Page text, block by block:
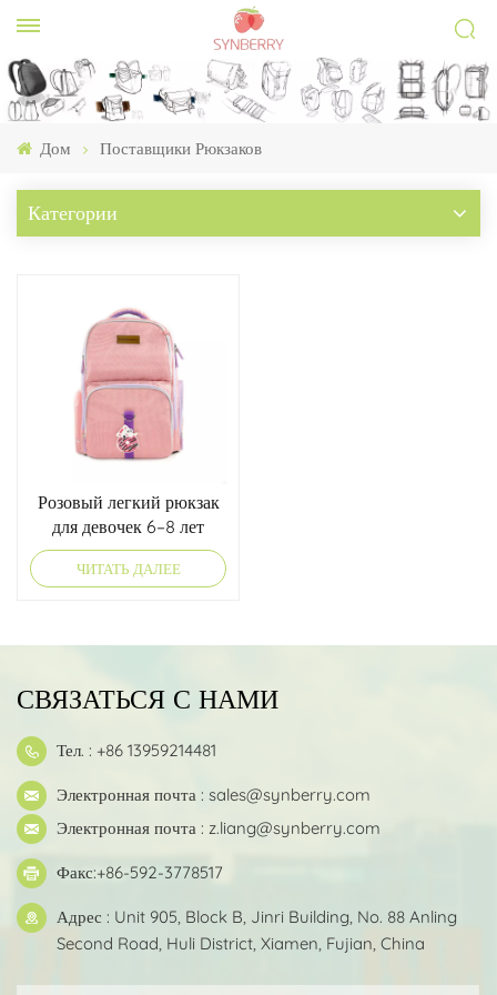
Дом Поставщики Рюкзаков
Категории
Розовый легкий рюкзак
для девочек 6–8 лет
ЧИТАТЬ ДАЛЕЕ
СВЯЗАТЬСЯ С НАМИ
Тел. : +86 13959214481
Электронная почта : sales@synberry.com
Электронная почта : z.liang@synberry.com
Факс:+86-592-3778517
Адрес : Unit 905, Block B, Jinri Building, No. 88 Anling
Second Road, Huli District, Xiamen, Fujian, China